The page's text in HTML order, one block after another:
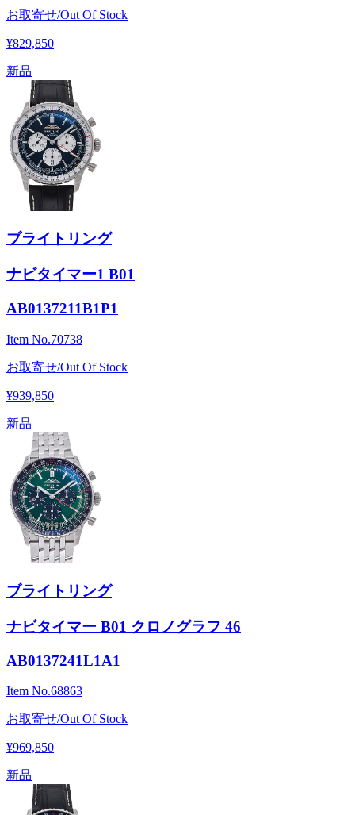
お取寄せ/Out Of Stock
¥829,850
新品
ブライトリング
ナビタイマー1 B01
AB0137211B1P1
Item No.70738
お取寄せ/Out Of Stock
¥939,850
新品
ブライトリング
ナビタイマー B01 クロノグラフ 46
AB0137241L1A1
Item No.68863
お取寄せ/Out Of Stock
¥969,850
新品